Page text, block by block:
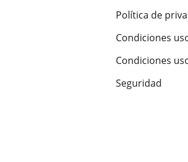
Política de
Condiciones
Condiciones
Seguridad